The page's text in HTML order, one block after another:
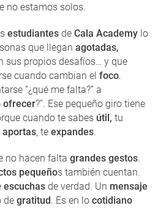
no estamos solos.
estudiantes de Cala Academy lo
que llegan agotadas,
sus propios desafíos… y que
cuando cambian el foco.
“¿qué me falta?” a
ofrecer?”. Ese pequeño giro tiene
cuando te sabes útil, tu
aportas, te expandes.
no hacen falta grandes gestos.
pequeños también cuentan.
escuchas de verdad. Un mensaje
de gratitud. Es en lo cotidiano